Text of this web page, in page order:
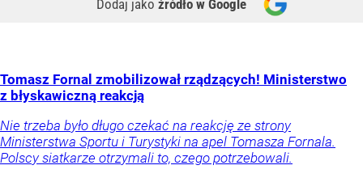
Dodaj jako źródło w Google
Tomasz Fornal zmobilizował rządzących! Ministerstwo
z błyskawiczną reakcją
Nie trzeba było długo czekać na reakcję ze strony
Ministerstwa Sportu i Turystyki na apel Tomasza Fornala.
Polscy siatkarze otrzymali to, czego potrzebowali.